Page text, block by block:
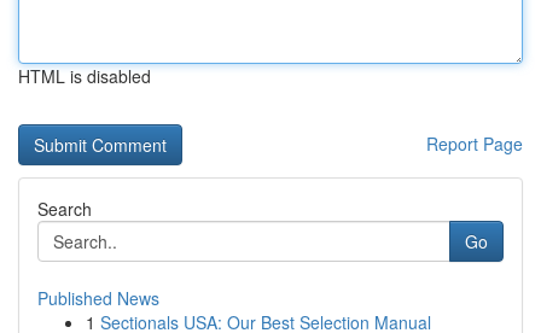
HTML is disabled
Report Page
Search
Go
Published News
1 Sectionals USA: Our Best Selection Manual